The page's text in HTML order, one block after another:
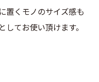
置くモノのサイズ感も
てお使い頂けます。